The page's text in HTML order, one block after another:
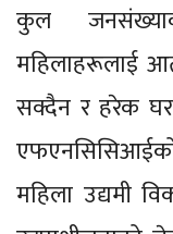
कुल
महिलाहरूलाई
सक्दैन र हरेक
महिला उद्यमी